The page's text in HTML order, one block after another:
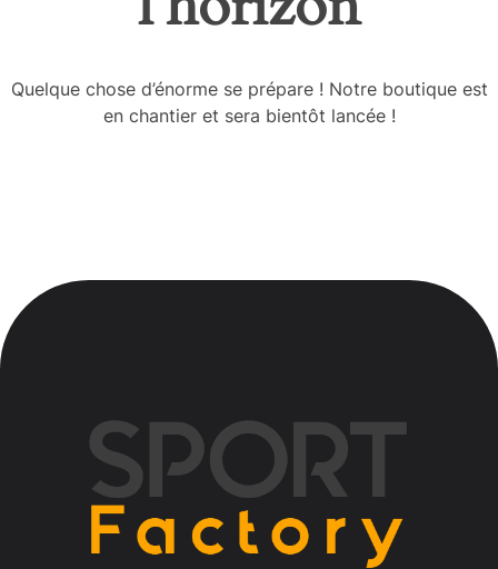
Quelque chose d’énorme se prépare ! Notre boutique est
en chantier et sera bientôt lancée !